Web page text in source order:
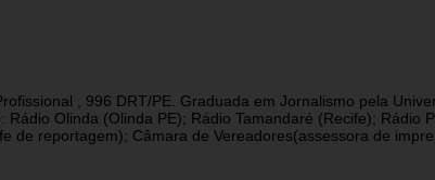
, 996 DRT/PE. Graduada em Jornalismo pela
Rádio Olinda (Olinda PE); Rádio Tamandaré (Recife);
de reportagem); Câmara de Vereadores(assessora de